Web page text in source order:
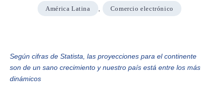
América Latina , Comercio electrónico
Según cifras de Statista, las proyecciones para el continente
son de un sano crecimiento y nuestro país está entre los más
dinámicos